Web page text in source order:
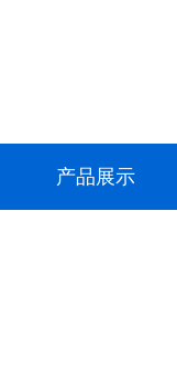
产品展示